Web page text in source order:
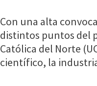
Con una alta
distintos puntos del
Católica del Norte
científico, la